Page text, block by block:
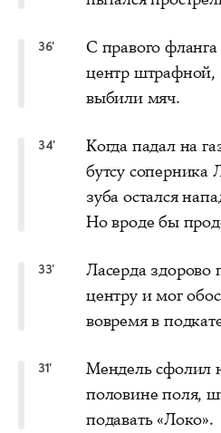
36'
С правого
центр
выбили мяч.
34'
Когда падал на
бутсу соперника
зуба остался
Но вроде бы
33'
Ласерда
центру и мог
вовремя в
31'
Мендель сфолил
половине поля,
подавать «Локо».